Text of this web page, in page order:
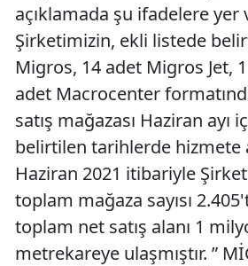
açıklamada şu ifadelere yer
Şirketimizin, ekli listede
Migros, 14 adet Migros Jet,
adet Macrocenter
satış mağazası Haziran ayı
belirtilen tarihlerde hizmete
Haziran 2021 itibariyle
toplam mağaza sayısı
toplam net satış alanı 1
metrekareye ulaşmıştır. ”